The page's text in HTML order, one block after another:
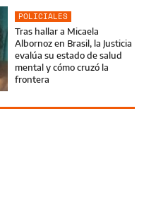
POLICIALES
Tras hallar a Micaela
Albornoz en Brasil, la Justicia
evalúa su estado de salud
mental y cómo cruzó la
frontera